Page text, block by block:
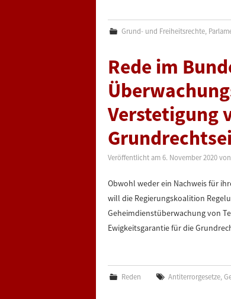
Grund- und Freiheitsrechte,
Rede im
Verstetigung
Veröffentlicht am 6. November 2020 von
Obwohl weder ein Nachweis für
will die Regierungskoalition
Geheimdienstüberwachung von
Ewigkeitsgarantie für die
Reden Antiterrorgesetze,